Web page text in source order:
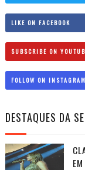
LIKE ON FACEBOOK
SUBSCRIBE ON
FOLLOW ON INSTAGRAM
DESTAQUES DA